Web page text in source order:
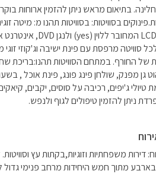
ניתן להזמין טיפולים לגוף ולנפש.
מתוך חמש היחידות מרחב פנימי